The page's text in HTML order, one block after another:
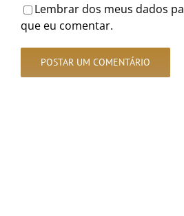
Lembrar dos meus dados
que eu comentar.